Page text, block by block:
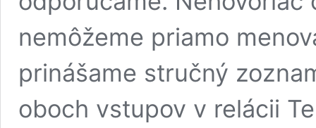
nemôžeme priamo
prinášame stručný
oboch vstupov v relácii